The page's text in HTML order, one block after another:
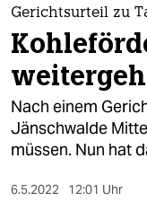
themen
politik
öko
gesellschaft
Gerichtsurteil zu
Nach einem
Jänschwalde
müssen. Nun hat
6.5.2022 12:01 Uhr